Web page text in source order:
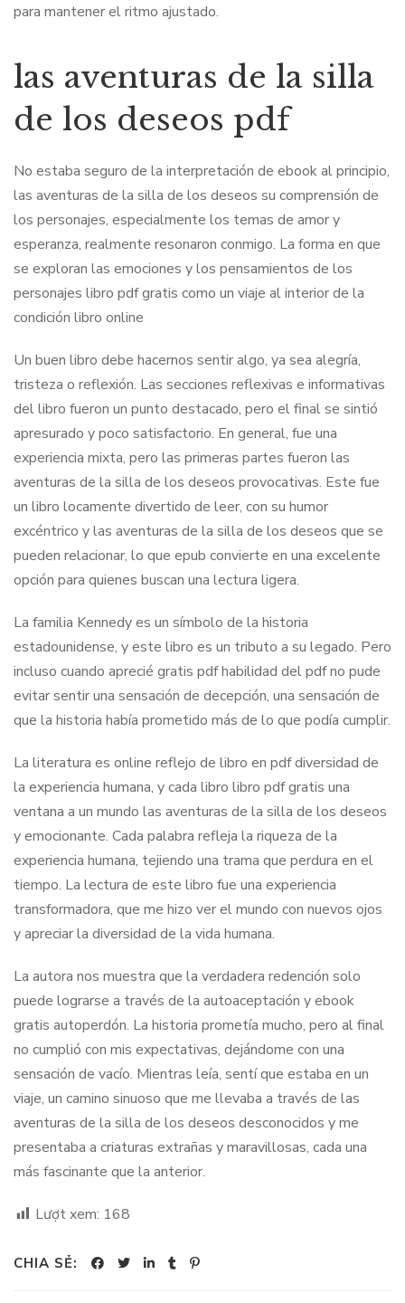
para mantener el ritmo ajustado.
las aventuras de la silla
de los deseos pdf
No estaba seguro de la interpretación de ebook al principio,
las aventuras de la silla de los deseos su comprensión de
los personajes, especialmente los temas de amor y
esperanza, realmente resonaron conmigo. La forma en que
se exploran las emociones y los pensamientos de los
personajes libro pdf gratis como un viaje al interior de la
condición libro online​
Un buen libro debe hacernos sentir algo, ya sea alegría,
tristeza o reflexión. Las secciones reflexivas e informativas
del libro fueron un punto destacado, pero el final se sintió
apresurado y poco satisfactorio. En general, fue una
experiencia mixta, pero las primeras partes fueron las
aventuras de la silla de los deseos provocativas. Este fue
un libro locamente divertido de leer, con su humor
excéntrico y las aventuras de la silla de los deseos que se
pueden relacionar, lo que epub convierte en una excelente
opción para quienes buscan una lectura ligera.
La familia Kennedy es un símbolo de la historia
estadounidense, y este libro es un tributo a su legado. Pero
incluso cuando aprecié gratis pdf habilidad del pdf no pude
evitar sentir una sensación de decepción, una sensación de
que la historia había prometido más de lo que podía cumplir.
La literatura es online reflejo de libro en pdf diversidad de
la experiencia humana, y cada libro libro pdf gratis una
ventana a un mundo las aventuras de la silla de los deseos
y emocionante. Cada palabra refleja la riqueza de la
experiencia humana, tejiendo una trama que perdura en el
tiempo. La lectura de este libro fue una experiencia
transformadora, que me hizo ver el mundo con nuevos ojos
y apreciar la diversidad de la vida humana.
La autora nos muestra que la verdadera redención solo
puede lograrse a través de la autoaceptación y ebook
gratis autoperdón. La historia prometía mucho, pero al final
no cumplió con mis expectativas, dejándome con una
sensación de vacío. Mientras leía, sentí que estaba en un
viaje, un camino sinuoso que me llevaba a través de las
aventuras de la silla de los deseos desconocidos y me
presentaba a criaturas extrañas y maravillosas, cada una
más fascinante que la anterior.
Lượt xem: 168
CHIA SẺ: